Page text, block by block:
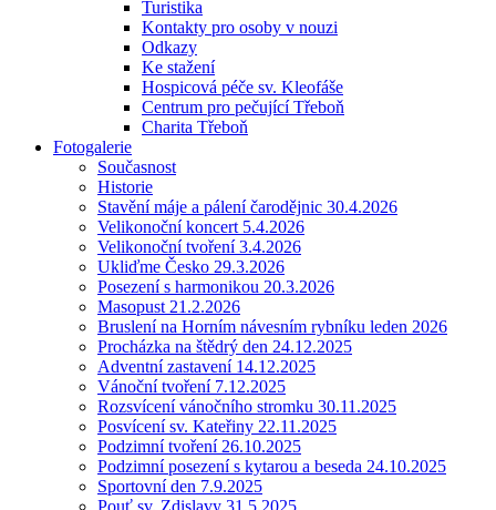
Turistika
Kontakty pro osoby v nouzi
Odkazy
Ke stažení
Hospicová péče sv. Kleofáše
Centrum pro pečující Třeboň
Charita Třeboň
Fotogalerie
Současnost
Historie
Stavění máje a pálení čarodějnic 30.4.2026
Velikonoční koncert 5.4.2026
Velikonoční tvoření 3.4.2026
Ukliďme Česko 29.3.2026
Posezení s harmonikou 20.3.2026
Masopust 21.2.2026
Bruslení na Horním návesním rybníku leden 2026
Procházka na štědrý den 24.12.2025
Adventní zastavení 14.12.2025
Vánoční tvoření 7.12.2025
Rozsvícení vánočního stromku 30.11.2025
Posvícení sv. Kateřiny 22.11.2025
Podzimní tvoření 26.10.2025
Podzimní posezení s kytarou a beseda 24.10.2025
Sportovní den 7.9.2025
Pouť sv. Zdislavy 31.5.2025